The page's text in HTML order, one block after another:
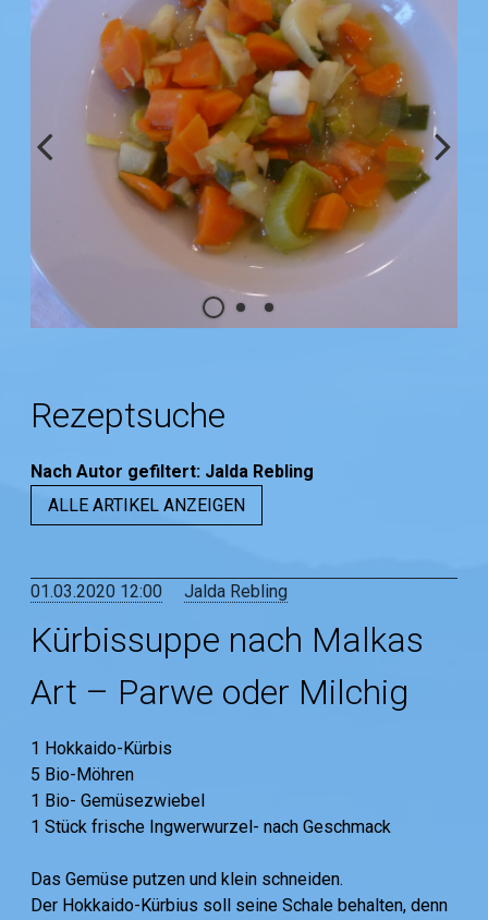
Rezeptsuche
Nach Autor gefiltert: Jalda Rebling
ALLE ARTIKEL ANZEIGEN
01.03.2020 12:00 Jalda Rebling
Kürbissuppe nach Malkas
Art – Parwe oder Milchig
1 Hokkaido-Kürbis
5 Bio-Möhren
1 Bio- Gemüsezwiebel
1 Stück frische Ingwerwurzel- nach Geschmack
Das Gemüse putzen und klein schneiden.
Der Hokkaido-Kürbius soll seine Schale behalten, denn